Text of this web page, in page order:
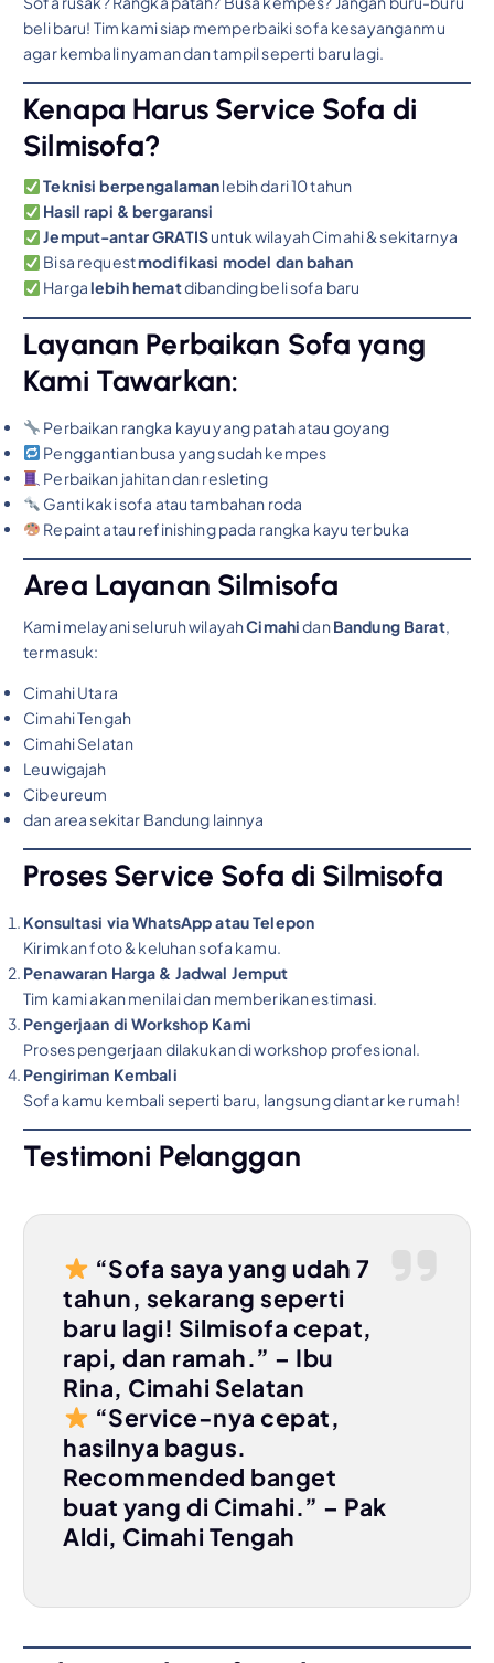
beli baru! Tim kami siap memperbaiki sofa kesayanganmu
agar kembali nyaman dan tampil seperti baru lagi.
Kenapa Harus Service Sofa di
Silmisofa?
Teknisi berpengalamanlebih dari 10 tahun
Hasil rapi & bergaransi
Jemput-antar GRATISuntuk wilayah Cimahi & sekitarnya
Bisa requestmodifikasi model dan bahan
Hargalebih hematdibanding beli sofa baru
Layanan Perbaikan Sofa yang
Kami Tawarkan:
Perbaikan rangka kayu yang patah atau goyang
Penggantian busa yang sudah kempes
Perbaikan jahitan dan resleting
Ganti kaki sofa atau tambahan roda
Repaint atau refinishing pada rangka kayu terbuka
Area Layanan Silmisofa
Kami melayani seluruh wilayahCimahidanBandung Barat,
termasuk:
Cimahi Utara
Cimahi Tengah
Cimahi Selatan
Leuwigajah
Cibeureum
dan area sekitar Bandung lainnya
Proses Service Sofa di Silmisofa
Konsultasi via WhatsApp atau Telepon
Kirimkan foto & keluhan sofa kamu.
Penawaran Harga & Jadwal Jemput
Tim kami akan menilai dan memberikan estimasi.
Pengerjaan di Workshop Kami
Proses pengerjaan dilakukan di workshop profesional.
Pengiriman Kembali
Sofa kamu kembali seperti baru, langsung diantar ke rumah!
Testimoni Pelanggan
“Sofa saya yang udah 7
tahun, sekarang seperti
baru lagi! Silmisofa cepat,
rapi, dan ramah.” – Ibu
Rina, Cimahi Selatan
“Service-nya cepat,
hasilnya bagus.
Recommended banget
buat yang di Cimahi.” – Pak
Aldi, Cimahi Tengah